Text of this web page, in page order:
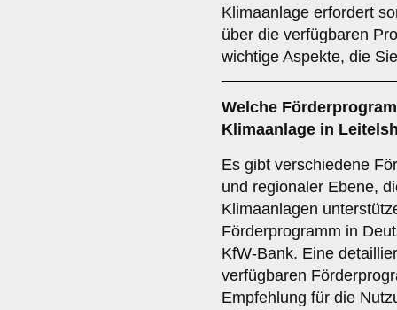
Klimaanlage erfordert
über die verfügbaren
wichtige Aspekte, die
Welche
Klimaanlage in
Es gibt verschiedene
und regionaler Ebene,
Klimaanlagen
Förderprogramm in
KfW-Bank. Eine
verfügbaren
Empfehlung für die